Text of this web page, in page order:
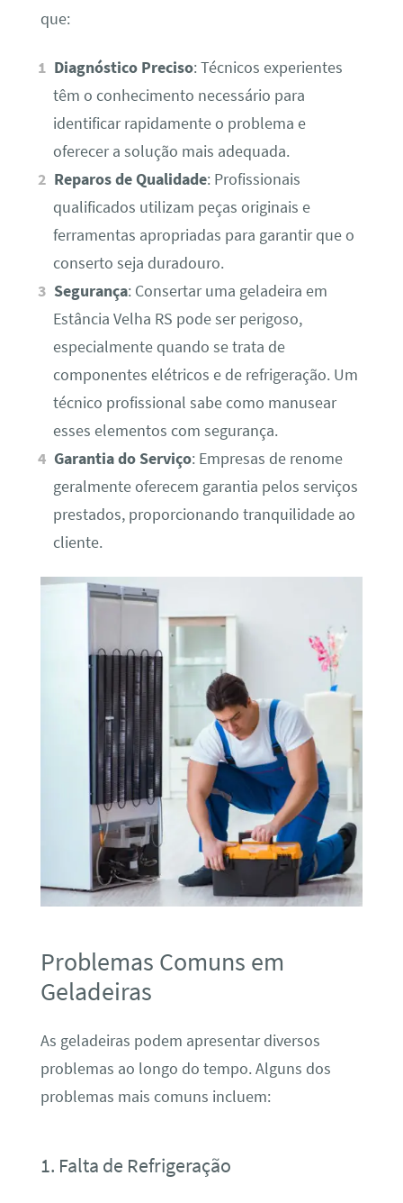
que:
Diagnóstico Preciso: Técnicos experientes
têm o conhecimento necessário para
identificar rapidamente o problema e
oferecer a solução mais adequada.
Reparos de Qualidade: Profissionais
qualificados utilizam peças originais e
ferramentas apropriadas para garantir que o
conserto seja duradouro.
Segurança: Consertar uma geladeira em
Estância Velha RS pode ser perigoso,
especialmente quando se trata de
componentes elétricos e de refrigeração. Um
técnico profissional sabe como manusear
esses elementos com segurança.
Garantia do Serviço: Empresas de renome
geralmente oferecem garantia pelos serviços
prestados, proporcionando tranquilidade ao
cliente.
Problemas Comuns em
Geladeiras
As geladeiras podem apresentar diversos
problemas ao longo do tempo. Alguns dos
problemas mais comuns incluem:
1. Falta de Refrigeração